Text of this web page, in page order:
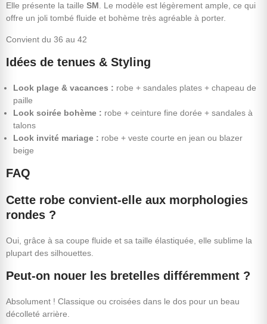
Elle présente la taille SM . Le modèle est légèrement ample, ce qui
offre un joli tombé fluide et bohème très agréable à porter.
Convient du 36 au 42
Idées de tenues & Styling
Look plage & vacances : robe + sandales plates + chapeau de
paille
Look soirée bohème : robe + ceinture fine dorée + sandales à
talons
Look invité mariage : robe + veste courte en jean ou blazer
beige
FAQ
Cette robe convient-elle aux morphologies
rondes ?
Oui, grâce à sa coupe fluide et sa taille élastiquée, elle sublime la
plupart des silhouettes.
Peut-on nouer les bretelles différemment ?
Absolument ! Classique ou croisées dans le dos pour un beau
décolleté arrière.